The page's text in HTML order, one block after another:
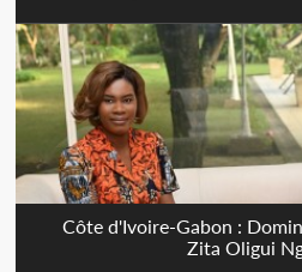
Côte d'Ivoire-Gabon :
Zita Oligui